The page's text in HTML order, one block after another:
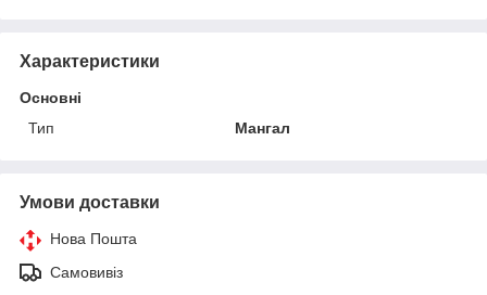
Характеристики
Основні
Тип
Мангал
Умови доставки
Нова Пошта
Самовивіз